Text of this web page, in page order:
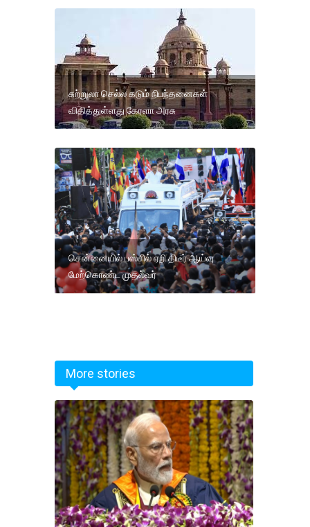
சுற்றுலா செல்ல கடும் நிபந்தனைகள்
விதித்துள்ளது கேரளா அரசு
சென்னையில் பஸ்சில் ஏறி திடீர் ஆய்வு
மேற்கொண்ட முதல்வர்
More stories